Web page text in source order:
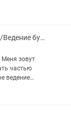
и
Бухгалтер удаленное/Ведение бухгалтерии ИП, ТОО/Бухгалтерские услуги
частью
-